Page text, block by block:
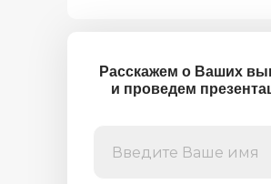
Расскажем о Ваших
и проведем